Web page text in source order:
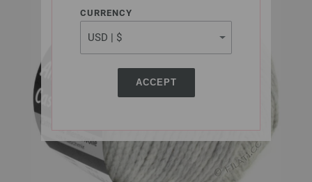
CURRENCY
ACCEPT